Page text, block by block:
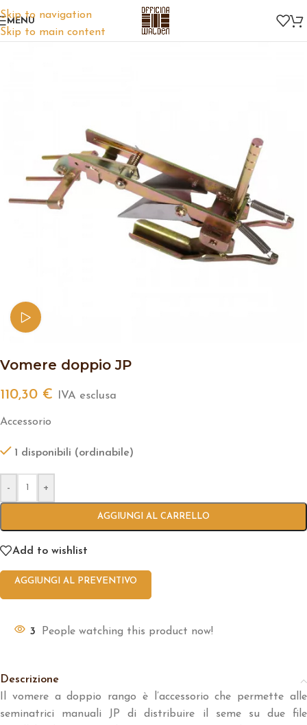
Skip to navigation
Skip to main content
MENU
Watch video
Vomere doppio JP
110,30 € IVA esclusa
Accessorio
1 disponibili (ordinabile)
- +
AGGIUNGI AL CARRELLO
Add to wishlist
AGGIUNGI AL PREVENTIVO
3 People watching this product now!
Descrizione
Il vomere a doppio rango è l’accessorio che permette alle
seminatrici manuali JP di distribuire il seme su due file